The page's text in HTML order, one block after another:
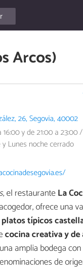
Arcos)
26, Segovia, 40002
16:00 y de 21:00 a 23:00
Lunes noche cerrado
, el restauranteLa
ofrece una
platos típicos
cocina creativa y
amplia bodega
de